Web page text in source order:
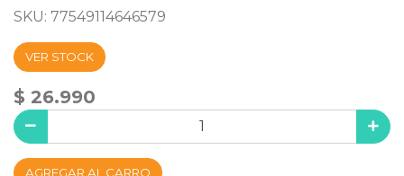
SKU: 77549114646579
VER STOCK
$ 26.990
AGREGAR AL CARRO